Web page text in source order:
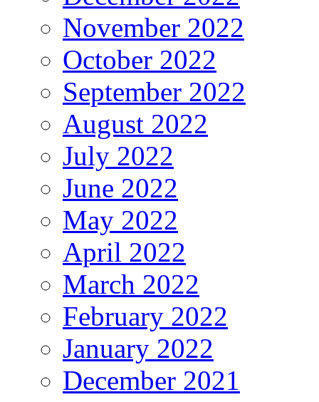
November 2022
October 2022
September 2022
August 2022
July 2022
June 2022
May 2022
April 2022
March 2022
February 2022
January 2022
December 2021